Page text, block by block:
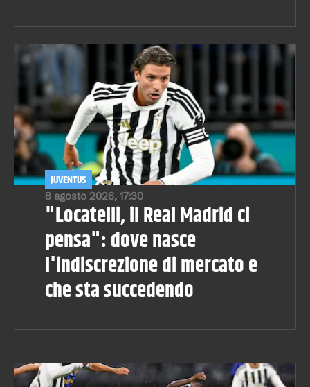
8 agosto 2026, 17:30
JUVENTUS
"Locatelli, il Real Madrid ci
pensa": dove nasce
l'indiscrezione di mercato e
che sta succedendo